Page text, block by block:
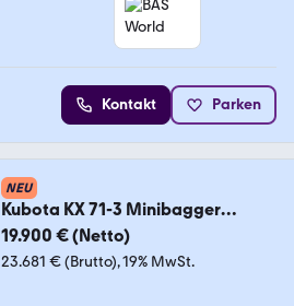
Kontakt Parken
NEU
Kubota KX 71-3 Minibagger
Schnellwechsler Löffel
19.900 € (Netto)
23.681 € (Brutto) 19% MwSt.